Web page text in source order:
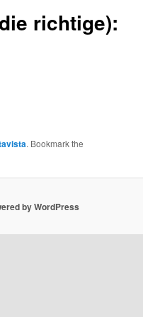
richtige):
. Bookmark the
by WordPress